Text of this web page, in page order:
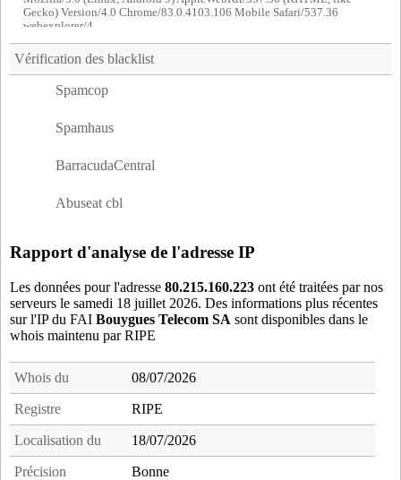
Gecko) Version/4.0 Chrome/83.0.4103.106 Mobile Safari/537.36
webexplorer/4
Vérification des blacklist
Spamcop
Spamhaus
BarracudaCentral
Abuseat cbl
Rapport d'analyse de l'adresse IP
Les données pour l'adresse 80.215.160.223 ont été traitées par nos
serveurs le samedi 18 juillet 2026. Des informations plus récentes
sur l'IP du FAI Bouygues Telecom SA sont disponibles dans le
whois maintenu par RIPE
Whois du 08/07/2026
Registre RIPE
Localisation du 18/07/2026
Précision Bonne